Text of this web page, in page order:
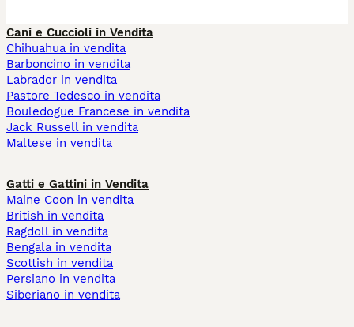
Cani e Cuccioli in Vendita
Chihuahua in vendita
Barboncino in vendita
Labrador in vendita
Pastore Tedesco in vendita
Bouledogue Francese in vendita
Jack Russell in vendita
Maltese in vendita
Gatti e Gattini in Vendita
Maine Coon in vendita
British in vendita
Ragdoll in vendita
Bengala in vendita
Scottish in vendita
Persiano in vendita
Siberiano in vendita